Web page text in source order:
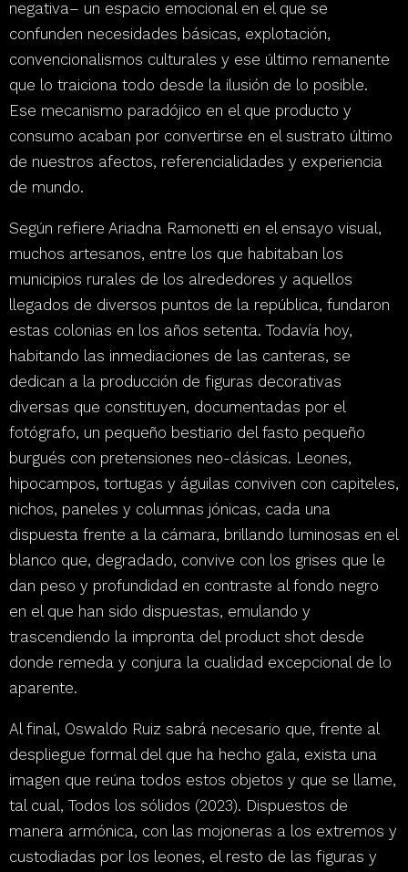
negativa– un espacio emocional en el que se
confunden necesidades básicas, explotación,
convencionalismos culturales y ese último remanente
que lo traiciona todo desde la ilusión de lo posible.
Ese mecanismo paradójico en el que producto y
consumo acaban por convertirse en el sustrato último
de nuestros afectos, referencialidades y experiencia
de mundo.
Según refiere Ariadna Ramonetti en el ensayo visual,
muchos artesanos, entre los que habitaban los
municipios rurales de los alrededores y aquellos
llegados de diversos puntos de la república, fundaron
estas colonias en los años setenta. Todavía hoy,
habitando las inmediaciones de las canteras, se
dedican a la producción de figuras decorativas
diversas que constituyen, documentadas por el
fotógrafo, un pequeño bestiario del fasto pequeño
burgués con pretensiones neo-clásicas. Leones,
hipocampos, tortugas y águilas conviven con capiteles,
nichos, paneles y columnas jónicas, cada una
dispuesta frente a la cámara, brillando luminosas en el
blanco que, degradado, convive con los grises que le
dan peso y profundidad en contraste al fondo negro
en el que han sido dispuestas, emulando y
trascendiendo la impronta del product shot desde
donde remeda y conjura la cualidad excepcional de lo
aparente.
Al final, Oswaldo Ruiz sabrá necesario que, frente al
despliegue formal del que ha hecho gala, exista una
imagen que reúna todos estos objetos y que se llame,
tal cual, Todos los sólidos (2023). Dispuestos de
manera armónica, con las mojoneras a los extremos y
custodiadas por los leones, el resto de las figuras y